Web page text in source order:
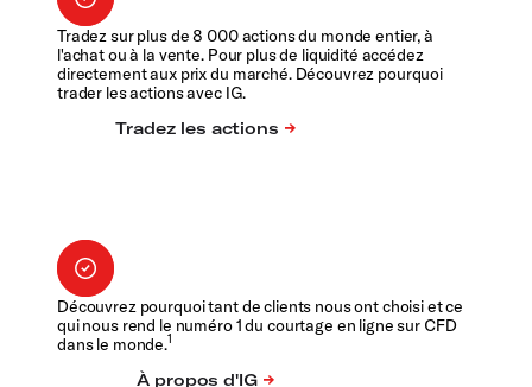
Tradez sur plus de 8 000 actions du monde entier, à
l'achat ou à la vente. Pour plus de liquidité accédez
directement aux prix du marché. Découvrez pourquoi
trader les actions avec IG.
Découvrez pourquoi tant de clients nous ont choisi et ce
qui nous rend le numéro 1 du courtage en ligne sur CFD
dans le monde.1